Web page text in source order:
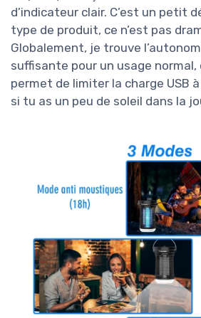
d’indicateur clair. C’est un petit
type de produit, ce n’est pas
Globalement, je trouve
suffisante pour un usage normal,
permet de limiter la charge USB
si tu as un peu de soleil dans la